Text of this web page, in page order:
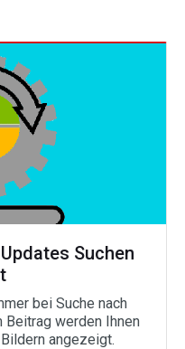
Suchen
bei Suche nach
Beitrag werden Ihnen
angezeigt.